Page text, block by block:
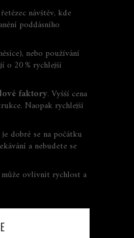
návštěv, kde
poddásního
nebo používání
o 20 % rychlejší
faktory. Vyšší cena
Naopak rychlejší
dobré se na počátku
a nebudete se
ovlivnit rychlost a